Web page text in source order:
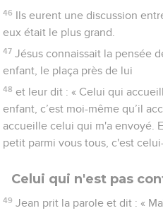
46 Ils eurent une discussion
eux était le plus grand.
47 Jésus connaissait la pensée
enfant, le plaça près de lui
48 et leur dit : « Celui qui
enfant, c’est moi-même qu’il
accueille celui qui m'a envoyé.
petit parmi vous tous, c'est
Celui qui n'est pas
49 Jean prit la parole et dit : «